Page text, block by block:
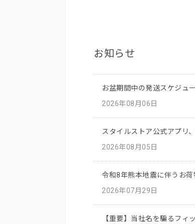
お知らせ
お盆期間中の発送スケジュ
2026年08月06日
スタイルストア公式アプリ
2026年08月05日
令和8年熊本地震に伴うお
2026年07月29日
【重要】当社名を騙るフィ